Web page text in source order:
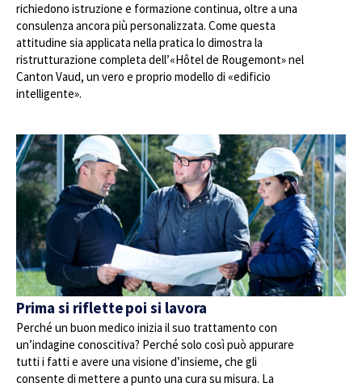
richiedono istruzione e formazione continua, oltre a una
consulenza ancora più personalizzata. Come questa
attitudine sia applicata nella pratica lo dimostra la
ristrutturazione completa dell’«Hôtel de Rougemont» nel
Canton Vaud, un vero e proprio modello di «edificio
intelligente».
Prima si riflette poi si lavora
Perché un buon medico inizia il suo trattamento con
un’indagine conoscitiva? Perché solo così può appurare
tutti i fatti e avere una visione d’insieme, che gli
consente di mettere a punto una cura su misura. La